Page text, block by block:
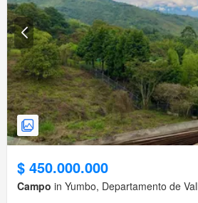
$ 450.000.000
Campo in Yumbo, Departamento de